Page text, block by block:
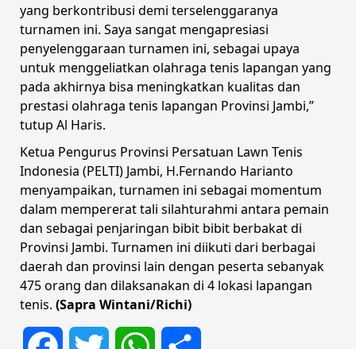
yang berkontribusi demi terselenggaranya
turnamen ini. Saya sangat mengapresiasi
penyelenggaraan turnamen ini, sebagai upaya
untuk menggeliatkan olahraga tenis lapangan yang
pada akhirnya bisa meningkatkan kualitas dan
prestasi olahraga tenis lapangan Provinsi Jambi,”
tutup Al Haris.
Ketua Pengurus Provinsi Persatuan Lawn Tenis
Indonesia (PELTI) Jambi, H.Fernando Harianto
menyampaikan, turnamen ini sebagai momentum
dalam mempererat tali silahturahmi antara pemain
dan sebagai penjaringan bibit bibit berbakat di
Provinsi Jambi. Turnamen ini diikuti dari berbagai
daerah dan provinsi lain dengan peserta sebanyak
475 orang dan dilaksanakan di 4 lokasi lapangan
tenis. (Sapra Wintani/Richi)